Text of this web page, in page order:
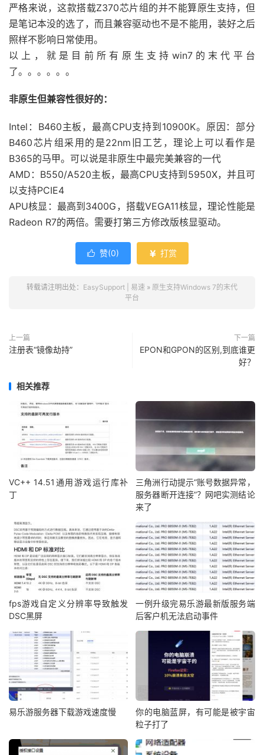
严格来说，这款搭载Z370芯片组的并不能算原生支持，但
是笔记本没的选了，而且兼容驱动也不是不能用，装好之后
照样不影响日常使用。
以上，就是目前所有原生支持win7的末代平台
了。。。。。。
非原生但兼容性很好的：
Intel：B460主板，最高CPU支持到10900K。原因：部分
B460芯片组采用的是22nm旧工艺，理论上可以看作是
B365的马甲。可以说是非原生中最完美兼容的一代
AMD：B550/A520主板，最高CPU支持到5950X，并且可
以支持PCIE4
APU核显：最高到3400G，搭载VEGA11核显，理论性能是
Radeon R7的两倍。需要打第三方修改版核显驱动。
 赞(0)  打赏
转载请注明出处： EasySupport | 易速 » 原生支持Windows 7的末代
平台
上一篇
注册表“镜像劫持”
下一篇
EPON和GPON的区别,到底谁更
好？
相关推荐
VC++ 14.51通用游戏运行库补
丁
三角洲行动提示“账号数据异常，
服务器断开连接”？网吧实测结论
来了
fps游戏自定义分辨率导致触发
DSC黑屏
一例升级完易乐游最新版服务端
后客户机无法启动事件
易乐游服务器下载游戏速度慢
你的电脑蓝屏，有可能是被宇宙
粒子打了